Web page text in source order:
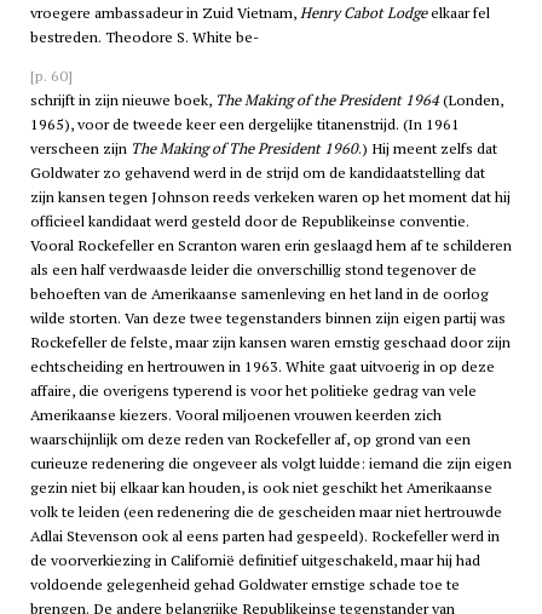
vroegere ambassadeur in Zuid Vietnam,Henry Cabot Lodgeelkaar fel
bestreden. Theodore S. White be-
[p. 60]
schrijft in zijn nieuwe boek, The Making of the President 1964(Londen,
1965), voor de tweede keer een dergelijke titanenstrijd. (In 1961
verscheen zijn The Making of The President 1960.) Hij meent zelfs dat
Goldwater zo gehavend werd in de strijd om de kandidaatstelling dat
zijn kansen tegen Johnson reeds verkeken waren op het moment dat hij
officieel kandidaat werd gesteld door de Republikeinse conventie.
Vooral Rockefeller en Scranton waren erin geslaagd hem af te schilderen
als een half verdwaasde leider die onverschillig stond tegenover de
behoeften van de Amerikaanse samenleving en het land in de oorlog
wilde storten. Van deze twee tegenstanders binnen zijn eigen partij was
Rockefeller de felste, maar zijn kansen waren ernstig geschaad door zijn
echtscheiding en hertrouwen in 1963. White gaat uitvoerig in op deze
affaire, die overigens typerend is voor het politieke gedrag van vele
Amerikaanse kiezers. Vooral miljoenen vrouwen keerden zich
waarschijnlijk om deze reden van Rockefeller af, op grond van een
curieuze redenering die ongeveer als volgt luidde: iemand die zijn eigen
gezin niet bij elkaar kan houden, is ook niet geschikt het Amerikaanse
volk te leiden (een redenering die de gescheiden maar niet hertrouwde
Adlai Stevenson ook al eens parten had gespeeld). Rockefeller werd in
de voorverkiezing in Californië definitief uitgeschakeld, maar hij had
voldoende gelegenheid gehad Goldwater ernstige schade toe te
brengen. De andere belangrijke Republikeinse tegenstander van